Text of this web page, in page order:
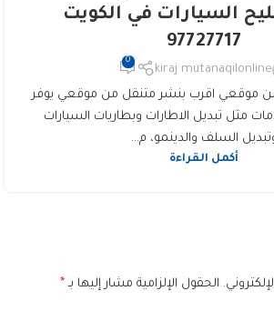
السيارات في الكويت
97727717
kiraj mutanaqilonline
0
موقعي اقرب بنشر متنقل من موقعي يوفر
مثل تبديل الاطارات وبطاريات السيارات
السلف والدينمو، م...
أكمل القراءة
الحقول الإلزامية مشار إليها بـ *